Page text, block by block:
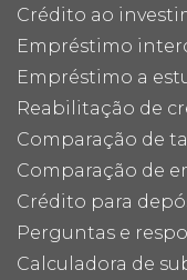
Crédito ao
Empréstimo
Empréstimo a
Reabilitação de
Comparação de
Comparação de
Crédito para
Perguntas e
Calculadora de